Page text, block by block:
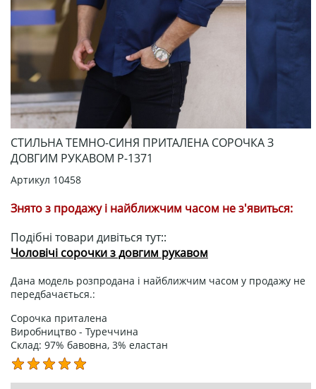
СТИЛЬНА ТЕМНО-СИНЯ ПРИТАЛЕНА СОРОЧКА З
ДОВГИМ РУКАВОМ Р-1371
Артикул 10458
Знято з продажу і найближчим часом не з'явиться:
Подібні товари дивіться тут::
Чоловічі сорочки з довгим рукавом
Дана модель розпродана і найближчим часом у продажу не
передбачається.:
Сорочка приталена
Виробництво - Туреччина
Склад: 97% бавовна, 3% еластан